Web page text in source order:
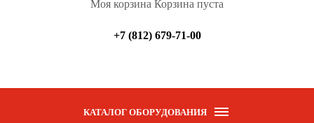
Моя корзина Корзина пуста
+7 (812) 679-71-00
КАТАЛОГ ОБОРУДОВАНИЯ